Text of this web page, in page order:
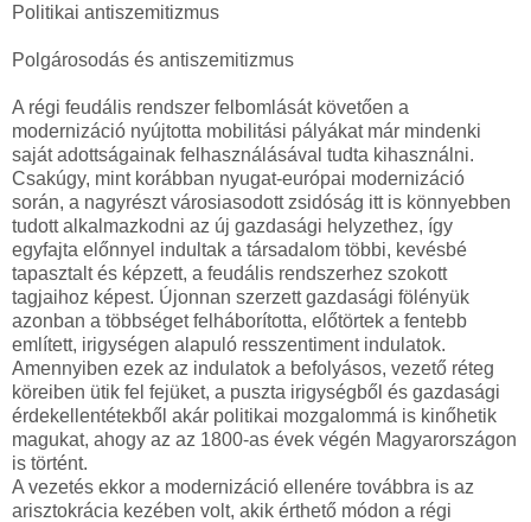
Politikai antiszemitizmus
Polgárosodás és antiszemitizmus
A régi feudális rendszer felbomlását követően a
modernizáció nyújtotta mobilitási pályákat már mindenki
saját adottságainak felhasználásával tudta kihasználni.
Csakúgy, mint korábban nyugat-európai modernizáció
során, a nagyrészt városiasodott zsidóság itt is könnyebben
tudott alkalmazkodni az új gazdasági helyzethez, így
egyfajta előnnyel indultak a társadalom többi, kevésbé
tapasztalt és képzett, a feudális rendszerhez szokott
tagjaihoz képest. Újonnan szerzett gazdasági fölényük
azonban a többséget felháborította, előtörtek a fentebb
említett, irigységen alapuló resszentiment indulatok.
Amennyiben ezek az indulatok a befolyásos, vezető réteg
köreiben ütik fel fejüket, a puszta irigységből és gazdasági
érdekellentétekből akár politikai mozgalommá is kinőhetik
magukat, ahogy az az 1800-as évek végén Magyarországon
is történt.
A vezetés ekkor a modernizáció ellenére továbbra is az
arisztokrácia kezében volt, akik érthető módon a régi